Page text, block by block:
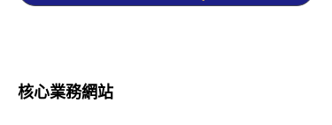
核心業務網站